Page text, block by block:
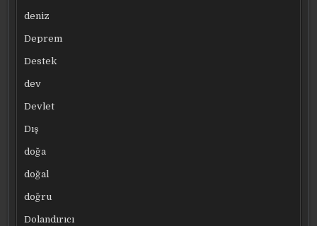
deniz
Deprem
Destek
dev
Devlet
Dış
doğa
doğal
doğru
Dolandırıcı